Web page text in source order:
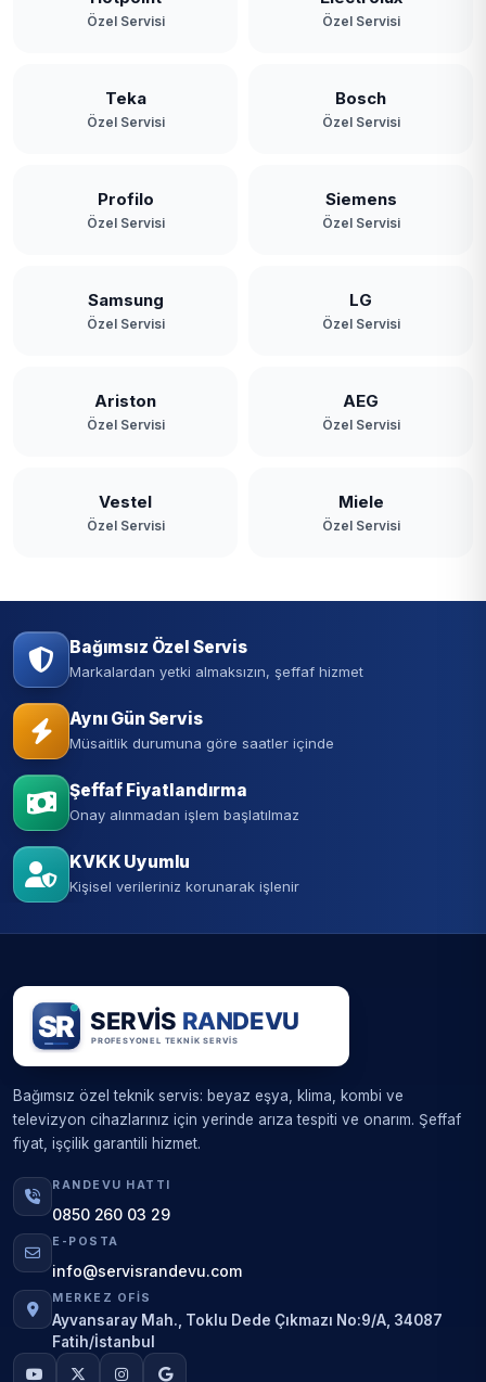
Yavuz Selim
Zerzavatçı
Özel Servisi Özel Servisi
Teka
Özel Servisi
Bosch
Özel Servisi
Profilo
Özel Servisi
Siemens
Özel Servisi
Samsung
Özel Servisi
LG
Özel Servisi
Ariston
Özel Servisi
AEG
Özel Servisi
Vestel
Özel Servisi
Miele
Özel Servisi
Bağımsız Özel Servis
Markalardan yetki almaksızın, şeffaf hizmet
Aynı Gün Servis
Müsaitlik durumuna göre saatler içinde
Şeffaf Fiyatlandırma
Onay alınmadan işlem başlatılmaz
KVKK Uyumlu
Kişisel verileriniz korunarak işlenir
Bağımsız özel teknik servis: beyaz eşya, klima, kombi ve
televizyon cihazlarınız için yerinde arıza tespiti ve onarım. Şeffaf
fiyat, işçilik garantili hizmet.
RANDEVU HATTI
0850 260 03 29
E-POSTA
info@servisrandevu.com
MERKEZ OFIS
Ayvansaray Mah., Toklu Dede Çıkmazı No:9/A, 34087
Fatih/İstanbul